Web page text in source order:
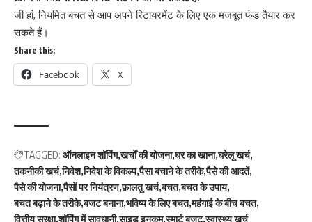
जी हां, नियमित बचत से आप अपने रिटायरमेंट के लिए एक मजबूत फंड तैयार कर
सकते हैं।
Share this:
Facebook X
TAGGED: ऑनलाइन शॉपिंग खर्चों की योजना घर का खाना घरेलू खर्च
तकनीकी खर्च निवेश निवेश के विकल्प पैसा बचाने के तरीके पैसे की आदतें
पैसे की योजना पैसों पर नियंत्रण फ़ालतू खर्च बचत बचत के उपाय
बचत बढ़ाने के तरीके बजट बनाना भविष्य के लिए बचत महंगाई के बीच बचत
वित्तीय सुरक्षा शॉपिंग में सावधानी साइड इनकम स्मार्ट बजट स्वास्थ्य खर्च